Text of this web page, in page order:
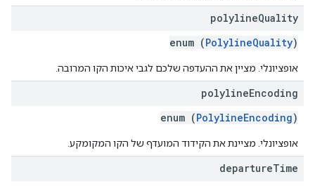
polylineQuality
enum (PolylineQuality)
אופציונלי. מציין את ההעדפה שלכם לגבי איכות הקו המרובה.
polylineEncoding
enum (PolylineEncoding)
אופציונלי. מציינת את הקידוד המועדף של הקו המקומקע.
departureTime